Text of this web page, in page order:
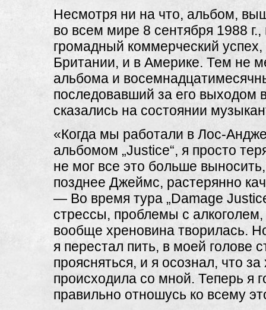
Несмотря ни на что, альбом,
во всем мире 8 сентября 1988
громадный коммерческий
Британии, и в Америке. Тем не
альбома и
последовавший за его выходом
сказались на состоянии
«Когда мы работали в Лос-
альбомом „Justice“, я просто
не мог все это больше
позднее Джеймс, растерянно
— Во время тура „Damage
стрессы, проблемы с
вообще хреновина творилась.
я перестал пить, в моей голове
проясняться, и я осознал, что
происходила со мной. Теперь я
правильно отношусь ко всему